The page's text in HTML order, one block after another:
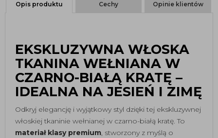
Opis produktu Cechy Opinie klientów
EKSKLUZYWNA WŁOSKA
TKANINA WEŁNIANA W
CZARNO-BIAŁĄ KRATĘ –
IDEALNA NA JESIEŃ I ZIMĘ
Odkryj elegancję i wyjątkowy styl dzięki tej ekskluzywnej
włoskiej tkaninie wełnianej w czarno-białą kratę. To
materiał klasy premium, stworzony z myślą o